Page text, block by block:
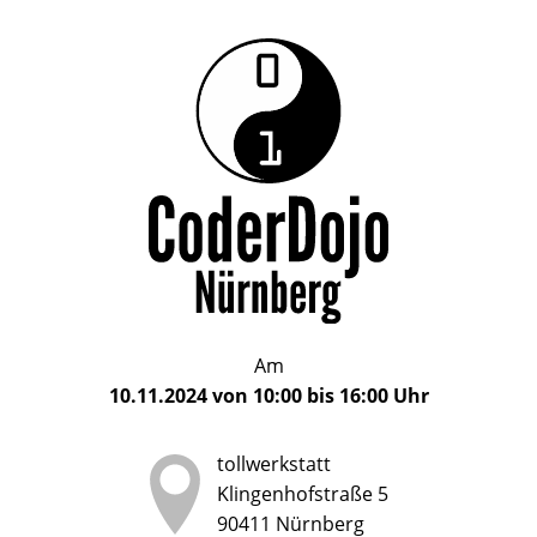
CoderDojo
Nürnberg
Das
CoderDojo
Nürnberg
ein
Club
für
Kinder
und
Jugendliche
Alter
bis
17
Am
10.11.2024von 10:00bis 16:00Uhr
tollwerkstatt
Klingenhofstraße 5
90411 Nürnberg